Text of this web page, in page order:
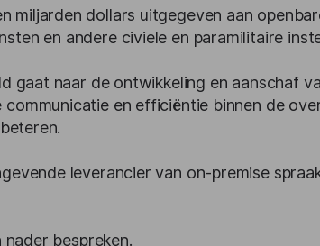
miljarden dollars uitgegeven aan
en andere civiele en paramilitaire
gaat naar de ontwikkeling en aanschaf
en efficiëntie binnen de
leverancier van on-premise
bespreken.